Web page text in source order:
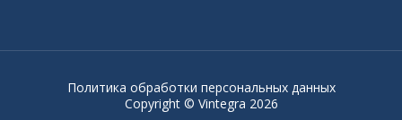
Copyright © Vintegra 2026
Политика обработки персональных данных